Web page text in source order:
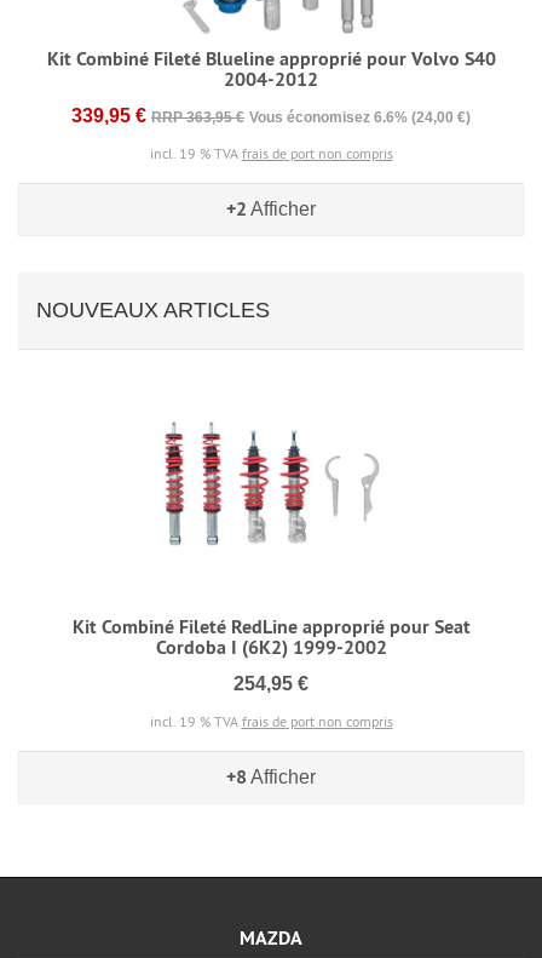
Kit Combiné Fileté Blueline approprié pour Volvo S40
2004-2012
339,95 € RRP 363,95 € Vous économisez 6.6% (24,00 €)
incl. 19 % TVA frais de port non compris
+2 Afficher
NOUVEAUX ARTICLES
Kit Combiné Fileté RedLine approprié pour Seat
Cordoba I (6K2) 1999-2002
254,95 €
incl. 19 % TVA frais de port non compris
+8 Afficher
MAZDA